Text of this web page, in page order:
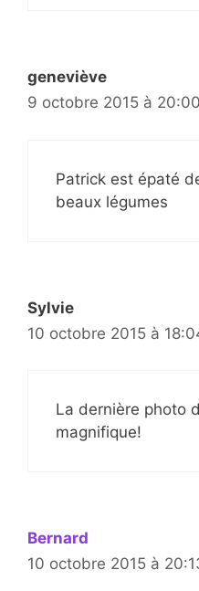
geneviève
9 octobre 2015 à 20:00
Patrick est épaté
beaux légumes
Sylvie
10 octobre 2015 à
La dernière photo
magnifique!
Bernard
10 octobre 2015 à